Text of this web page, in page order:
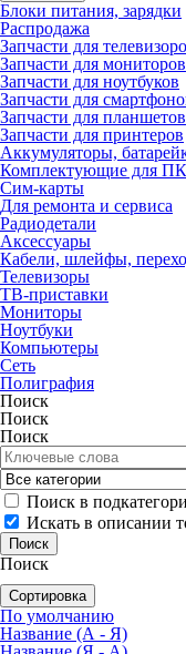
Блоки питания, зарядки
Распродажа
Запчасти для
Запчасти для мониторов
Запчасти для ноутбуков
Запчасти для
Запчасти для планшетов
Запчасти для принтеров
Аккумуляторы,
Комплектующие для ПК
Сим-карты
Для ремонта и сервиса
Радиодетали
Аксессуары
Кабели, шлейфы,
Телевизоры
ТВ-приставки
Мониторы
Ноутбуки
Компьютеры
Сеть
Полиграфия
Поиск
Поиск
Поиск
Поиск в
Искать в описании
Поиск
Сортировка
По умолчанию
Название (А - Я)